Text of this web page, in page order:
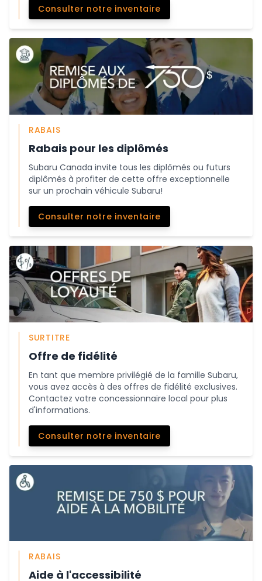
Consulter notre inventaire
RABAIS
Rabais pour les diplômés
Subaru Canada invite tous les diplômés ou futurs
diplômés à profiter de cette offre exceptionnelle
sur un prochain véhicule Subaru!
Consulter notre inventaire
SURTITRE
Offre de fidélité
En tant que membre privilégié de la famille Subaru,
vous avez accès à des offres de fidélité exclusives.
Contactez votre concessionnaire local pour plus
d'informations.
Consulter notre inventaire
RABAIS
Aide à l'accessibilité